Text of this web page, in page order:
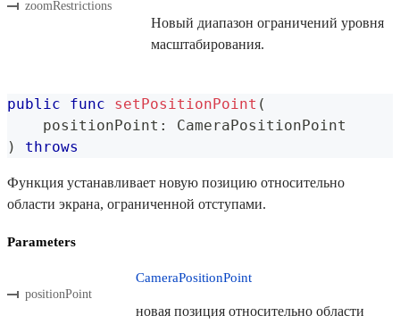
zoomRestrictions
Новый диапазон ограничений уровня
масштабирования.
public func setPositionPoint (
    positionPoint
:
CameraPositionPoint
)
throws
Функция устанавливает новую позицию относительно
области экрана, ограниченной отступами.
Parameters
positionPoint
CameraPositionPoint
новая позиция относительно области